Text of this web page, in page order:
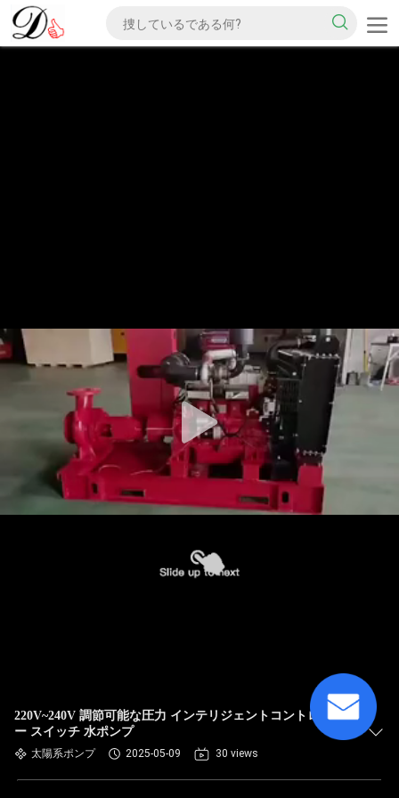
220V~240V 調節可能な圧力 インテリジェントコントローラ
ー スイッチ 水ポンプ
太陽系ポンプ 2025-05-09 30 views